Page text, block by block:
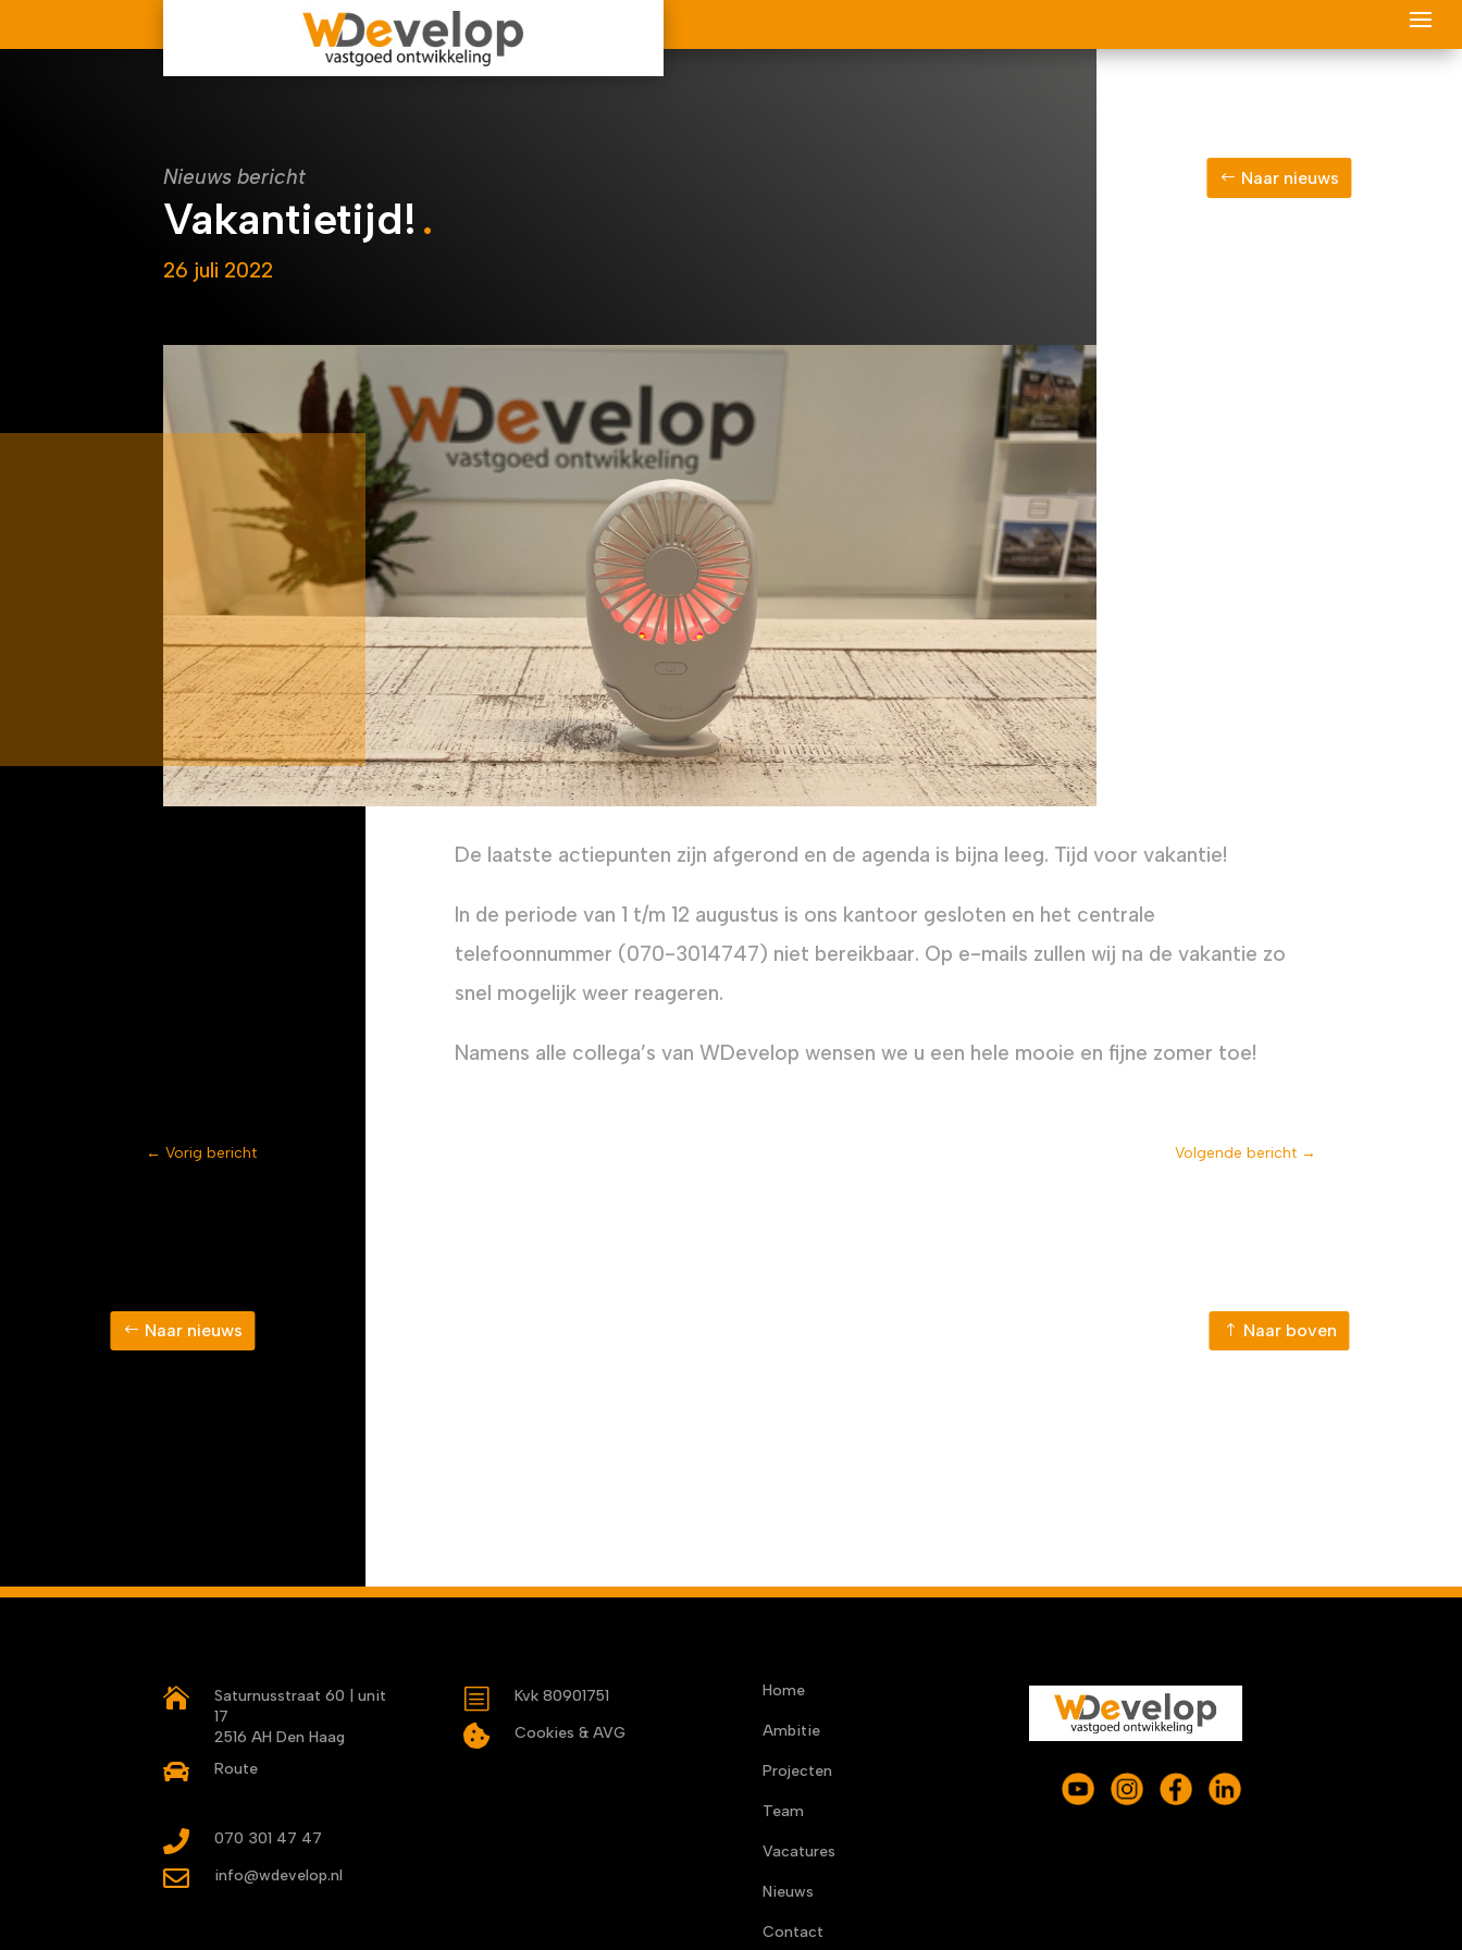
Nieuws bericht
Vakantietijd!
26 juli 2022
Naar nieuws
De laatste actiepunten zijn afgerond en de agenda is bijna leeg. Tijd voor vakantie!
In de periode van 1 t/m 12 augustus is ons kantoor gesloten en het centrale
telefoonnummer (070-3014747) niet bereikbaar. Op e-mails zullen wij na de vakantie zo
snel mogelijk weer reageren.
Namens alle collega’s van WDevelop wensen we u een hele mooie en fijne zomer toe!
←Vorig bericht Volgende bericht→
Naar nieuws Naar boven

Saturnusstraat 60 | unit
17
2516 AH Den Haag
 Route
 070 301 47 47
 info@wdevelop.nl
b Kvk 80901751
 Cookies & AVG
Home
Ambitie
Projecten
Team
Vacatures
Nieuws
Contact